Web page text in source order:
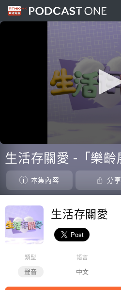
seconds
of
33
minutes,
38
seconds
本集內容 分享
生活存關愛
類型
聲音
語言
中文